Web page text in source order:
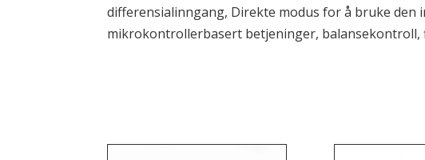
differensialinngang, Direkte modus for å bruke
mikrokontrollerbasert betjeninger, balansekontroll,